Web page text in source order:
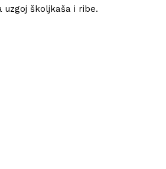
uzgoj školjkaša i ribe.